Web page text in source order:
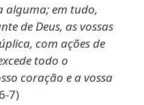
alguma; em tudo,
de Deus, as vossas
com ações de
todo o
coração e a vossa
7)